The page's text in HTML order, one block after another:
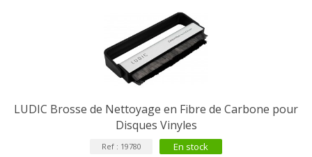
LUDIC Brosse de Nettoyage en Fibre de Carbone pour
Disques Vinyles
Ref : 19780 En stock